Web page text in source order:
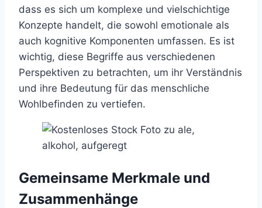
dass es sich um komplexe und vielschichtige
Konzepte handelt, die sowohl emotionale als
auch kognitive Komponenten umfassen. Es ist
wichtig, diese Begriffe aus verschiedenen
Perspektiven zu betrachten, um ihr Verständnis
und ihre Bedeutung für das menschliche
Wohlbefinden zu vertiefen.
Gemeinsame Merkmale und
Zusammenhänge